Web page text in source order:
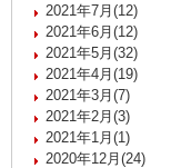
2021年7月(12)
2021年6月(12)
2021年5月(32)
2021年4月(19)
2021年3月(7)
2021年2月(3)
2021年1月(1)
2020年12月(24)